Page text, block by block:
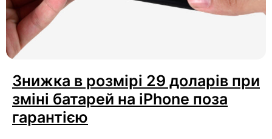
Знижка в розмірі 29 доларів при
зміні батарей на iPhone поза
гарантією